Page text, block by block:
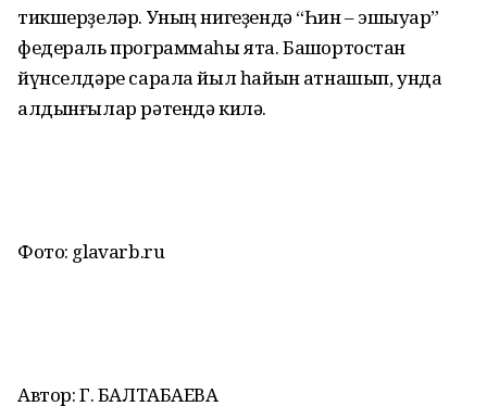
тикшерҙеләр. Уның нигеҙендә “Һин – эшҡыуар”
федераль программаһы ята. Башҡортостан
йүнселдәре сарала йыл һайын ҡатнашып, унда
алдынғылар рәтендә килә.
Фото: glavarb.ru
Автор: Г. БАЛТАБАЕВА